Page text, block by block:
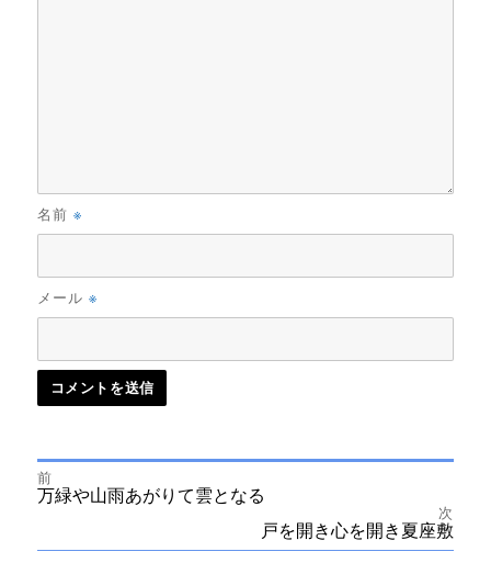
名前※
メール※
投
前
前
の
万緑や山雨あがりて雲となる
次
戸を開き心を開き夏座敷